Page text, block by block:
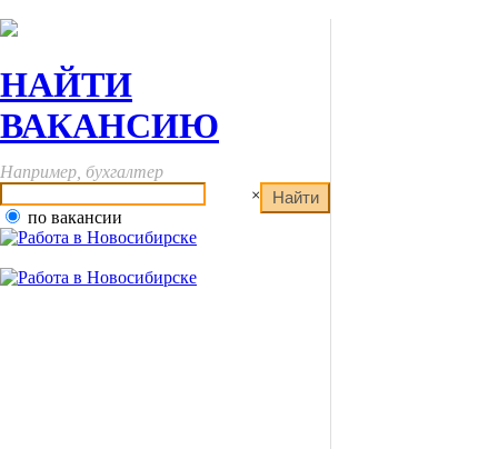
НАЙТИ
ВАКАНСИЮ
Например, бухгалтер
×
по вакансии